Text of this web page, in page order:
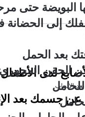
البويضة حتى
إلى
بعد الحمل
الحقن
لدى
عن جسمك بعد